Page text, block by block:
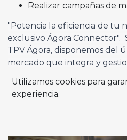
Realizar campañas de
"Potencia la eficiencia de tu
exclusivo Ágora Connector".
TPV Ágora, disponemos del
mercado que integra y
Utilizamos cookies para
experiencia.